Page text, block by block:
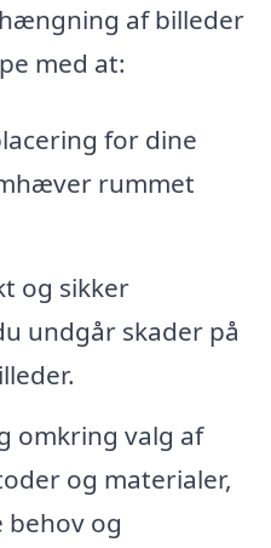
af billeder
med at:
for dine
rummet
og sikker
undgår skader på
omkring valg af
og materialer,
behov og